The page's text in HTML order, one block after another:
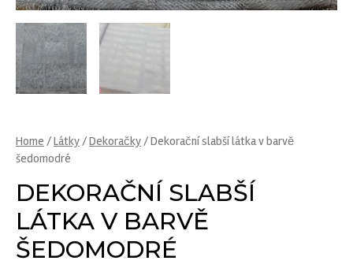
Home /Látky/Dekoračky/ Dekorační slabší látka v barvě
šedomodré
DEKORAČNÍ SLABŠÍ
LÁTKA V BARVĚ
ŠEDOMODRÉ